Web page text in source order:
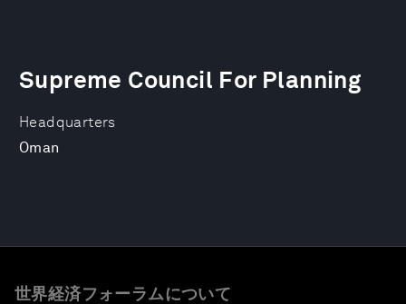
Headquarters
Oman
Supreme Council For Planning
世界経済フォーラムについて